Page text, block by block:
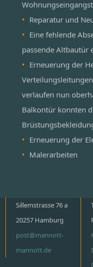
Reparatur und
Eine fehlende
passende Altbautür
Erneuerung der
verlaufen nun
Balkontür konnten
Erneuerung der
Malerarbeiten
Sillemstrasse 76 a
20257 Hamburg
post@mannott-
mannott.de